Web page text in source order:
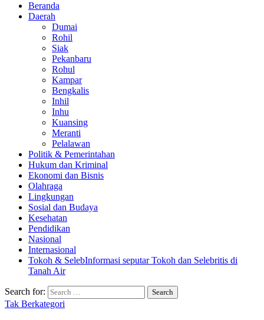
Beranda
Daerah
Dumai
Rohil
Siak
Pekanbaru
Rohul
Kampar
Bengkalis
Inhil
Inhu
Kuansing
Meranti
Pelalawan
Politik & Pemerintahan
Hukum dan Kriminal
Ekonomi dan Bisnis
Olahraga
Lingkungan
Sosial dan Budaya
Kesehatan
Pendidikan
Nasional
Internasional
Tokoh & SelebInformasi seputar Tokoh dan Selebritis di
Tanah Air
Search for:
Tak Berkategori